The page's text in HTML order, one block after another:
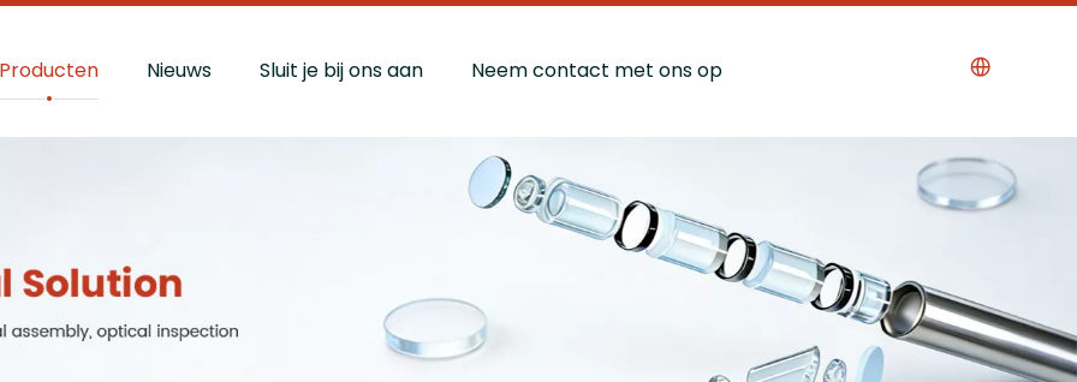
Producten Nieuws Sluit je bij ons aan Neem contact met ons op